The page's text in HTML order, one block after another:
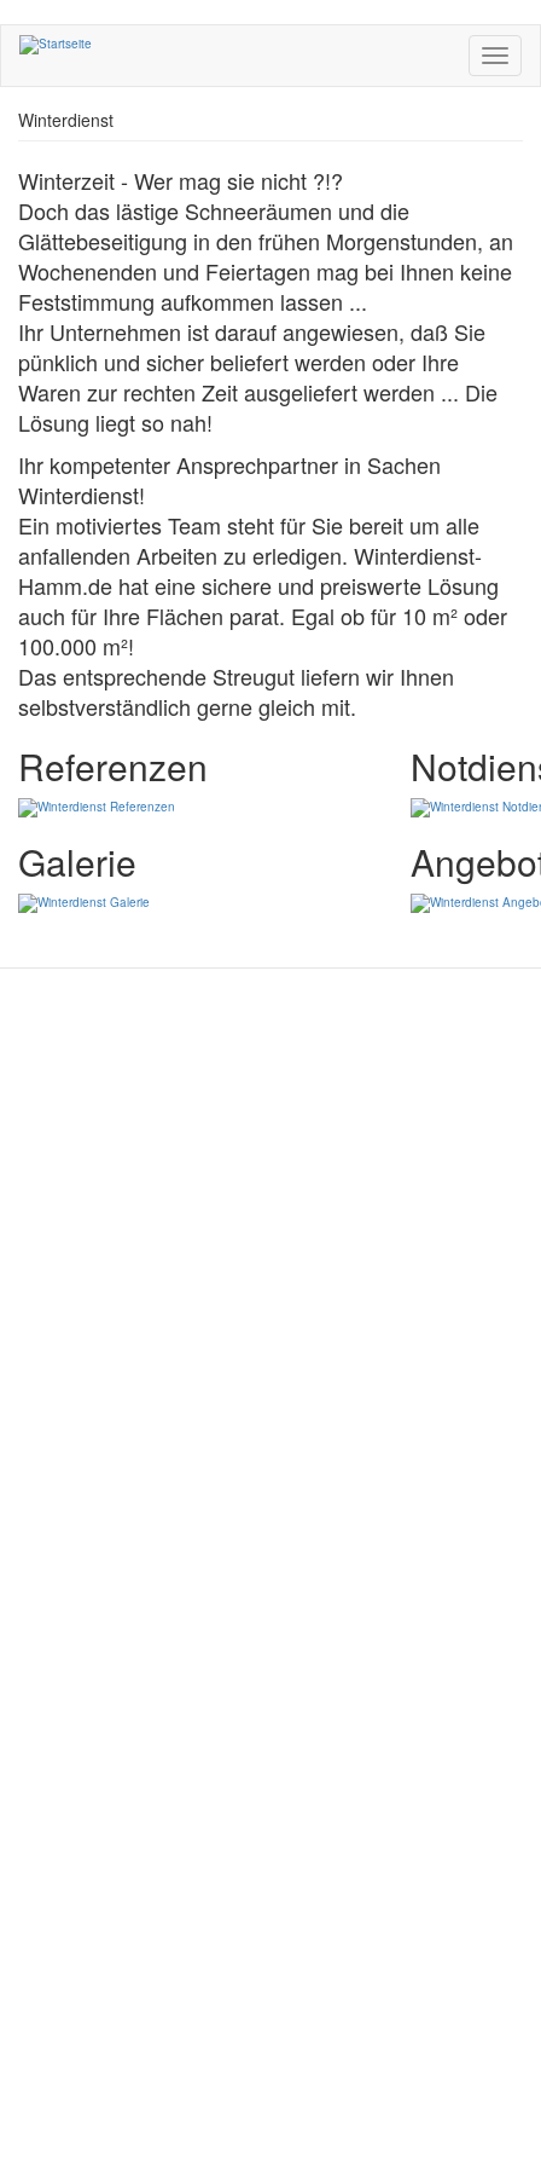
Direkt
zum
Toggle
Winterdienst
Winterzeit - Wer mag sie nicht ?!?
Doch das lästige Schneeräumen und die
Glättebeseitigung in den frühen Morgenstunden, an
Wochenenden und Feiertagen mag bei Ihnen keine
Feststimmung aufkommen lassen ...
Ihr Unternehmen ist darauf angewiesen, daß Sie
pünklich und sicher beliefert werden oder Ihre
Waren zur rechten Zeit ausgeliefert werden ... Die
Lösung liegt so nah!
Ihr kompetenter Ansprechpartner in Sachen
Winterdienst!
Ein motiviertes Team steht für Sie bereit um alle
anfallenden Arbeiten zu erledigen. Winterdienst-
Hamm.de hat eine sichere und preiswerte Lösung
auch für Ihre Flächen parat. Egal ob für 10 m² oder
100.000 m²!
Das entsprechende Streugut liefern wir Ihnen
selbstverständlich gerne gleich mit.
Referenzen
Galerie